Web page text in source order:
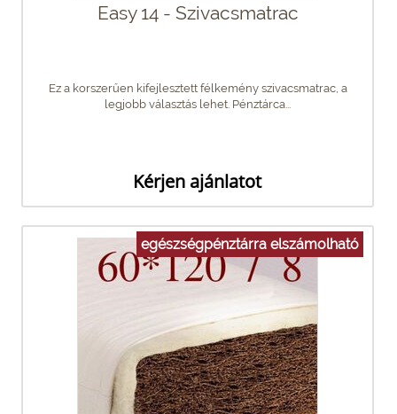
Easy 14 - Szivacsmatrac
Ez a korszerűen kifejlesztett félkemény szivacsmatrac, a
legjobb választás lehet. Pénztárca...
Kérjen ajánlatot
egészségpénztárra elszámolható